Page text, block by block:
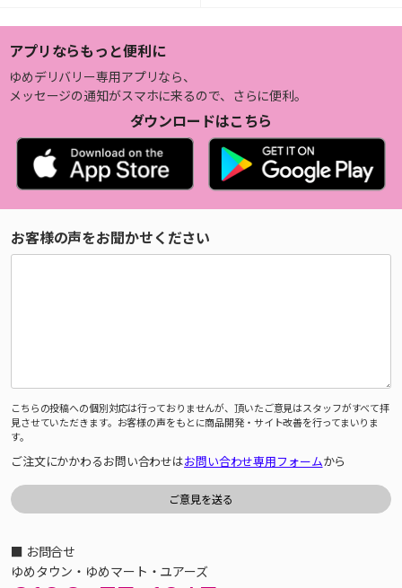
アプリならもっと便利に
ゆめデリバリー専用アプリなら、
メッセージの通知がスマホに来るので、さらに便利。
ダウンロードはこちら
お客様の声をお聞かせください
こちらの投稿への個別対応は行っておりませんが、頂いたご意見はスタッフがすべて拝
見させていただきます。お客様の声をもとに商品開発・サイト改善を行ってまいりま
す。
ご注文にかかわるお問い合わせはお問い合わせ専用フォームから
■ お問合せ
ゆめタウン・ゆめマート・ユアーズ